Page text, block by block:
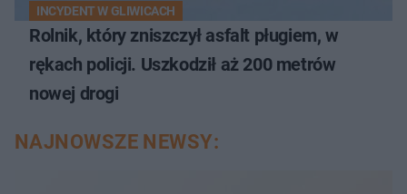
INCYDENT W GLIWICACH
Rolnik, który zniszczył asfalt pługiem, w
rękach policji. Uszkodził aż 200 metrów
nowej drogi
NAJNOWSZE NEWSY: